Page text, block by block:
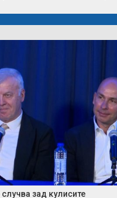
зад кулисите